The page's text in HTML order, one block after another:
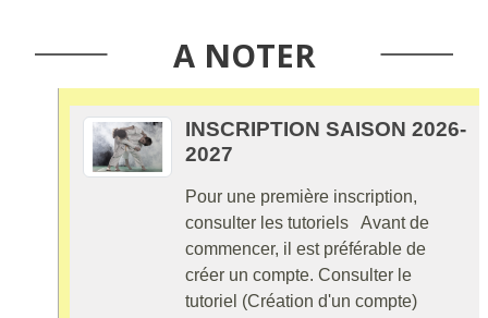
A NOTER
INSCRIPTION SAISON 2026-
2027
Pour une première inscription,
consulter les tutoriels Avant de
commencer, il est préférable de
créer un compte. Consulter le
tutoriel (Création d'un compte)